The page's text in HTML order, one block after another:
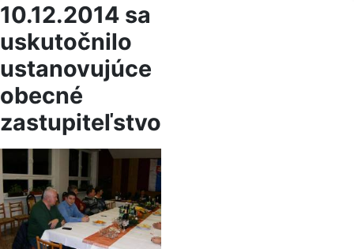
10.12.2014 sa
uskutočnilo
ustanovujúce
obecné
zastupiteľstvo